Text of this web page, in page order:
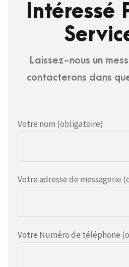
Intéressé
Laissez-nous un
contacterons dans
Votre nom (obligatoire)
Votre adresse de messagerie
Votre Numéro de téléphone